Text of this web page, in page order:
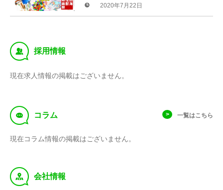
募集！「新怪獣お絵かきコンクール2020」を
開催します！
2020年7月22日
‰ 採用情報
現在求人情報の掲載はございません。
f コラム 一覧はこちら
現在コラム情報の掲載はございません。
y 会社情報